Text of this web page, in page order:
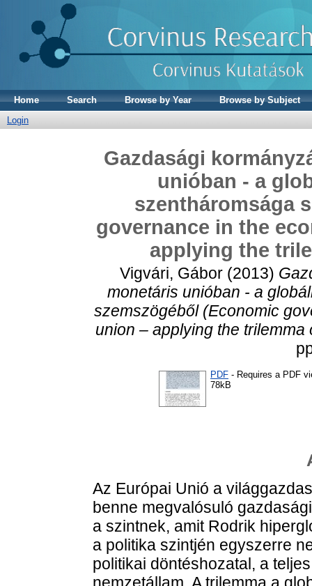
Home Search Browse by Year
Browse by Subject
Login
Gazdasági
unióban - a
szentháromsága
governance in the
applying the
Vigvári, Gábor (2013)
monetáris unióban - a
szemszögéből (Economic
union – applying the trilemma
PDF - Requires a PDF
78kB
Az Európai Unió a
benne megvalósuló
a szintnek, amit Rodrik
a politika szintjén egyszerre
politikai döntéshozatal, a